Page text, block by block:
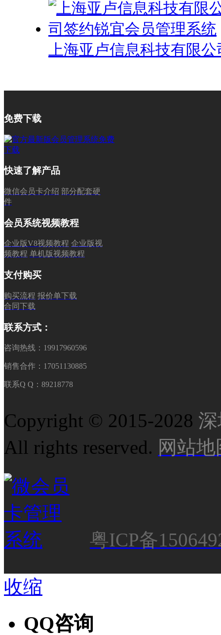
上海亚卢信息科技有限
免费下载
快速了解产品
微信会员卡介绍 部分配套硬
件
会员系统视频教程
企业版V8视频教程 企业版视
频教程 单机版视频教程
支付购买
购买流程 报价单下载
合同下载
联系方式：
咨询热线：19917960596
销售合作：17051130885
联系Q Q：89218778
Copyright © 2015-2028
All rights reserved. 网站地
粤ICP备
收缩
QQ咨询